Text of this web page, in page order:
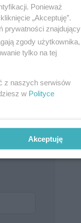
Ponieważ
„Akceptuję”.
prywatności znajdujący
zgody użytkownika,
tylko na tej
z naszych serwisów
w Polityce
Akceptuję